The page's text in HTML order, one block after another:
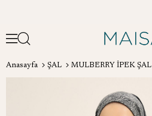
Anasayfa ŞAL MULBERRY İPEK ŞAL